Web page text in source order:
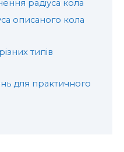
радіуса кола
описаного кола
типів
для практичного